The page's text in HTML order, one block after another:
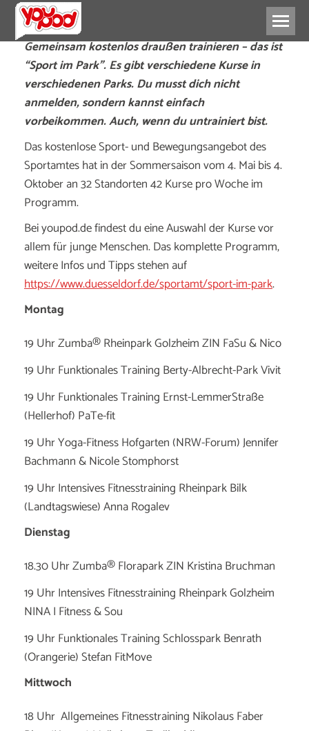
Gemeinsam kostenlos draußen trainieren – das ist
“Sport im Park”. Es gibt verschiedene Kurse in
verschiedenen Parks. Du musst dich nicht
anmelden, sondern kannst einfach
vorbeikommen. Auch, wenn du untrainiert bist.
Das kostenlose Sport- und Bewegungsangebot des
Sportamtes hat in der Sommersaison vom 4. Mai bis 4.
Oktober an 32 Standorten 42 Kurse pro Woche im
Programm.
Bei youpod.de findest du eine Auswahl der Kurse vor
allem für junge Menschen. Das komplette Programm,
weitere Infos und Tipps stehen auf
https://www.duesseldorf.de/sportamt/sport-im-park.
Montag
19 Uhr Zumba® Rheinpark Golzheim ZIN FaSu & Nico
19 Uhr Funktionales Training Berty-Albrecht-Park Vivit
19 Uhr Funktionales Training Ernst-LemmerStraße
(Hellerhof) PaTe-fit
19 Uhr Yoga-Fitness Hofgarten (NRW-Forum) Jennifer
Bachmann & Nicole Stomphorst
19 Uhr Intensives Fitnesstraining Rheinpark Bilk
(Landtagswiese) Anna Rogalev
Dienstag
18.30 Uhr Zumba® Florapark ZIN Kristina Bruchman
19 Uhr Intensives Fitnesstraining Rheinpark Golzheim
NINA I Fitness & Sou
19 Uhr Funktionales Training Schlosspark Benrath
(Orangerie) Stefan FitMove
Mittwoch
18 Uhr Allgemeines Fitnesstraining Nikolaus Faber